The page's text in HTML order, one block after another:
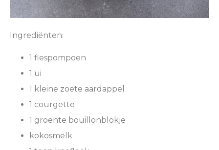
Ingrediënten:
1 flespompoen
1 ui
1 kleine zoete aardappel
1 courgette
1 groente bouillonblokje
kokosmelk